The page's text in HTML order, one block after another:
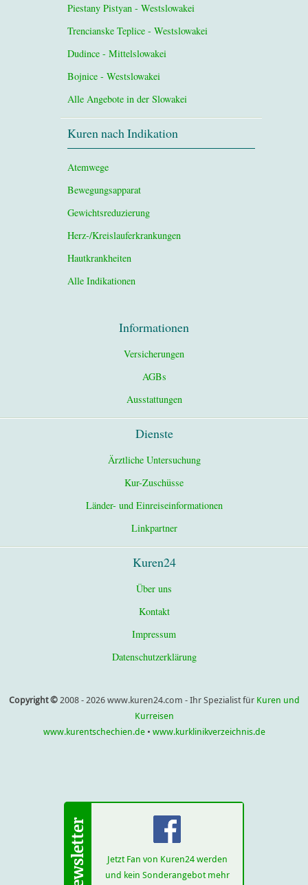
Piestany Pistyan - Westslowakei
Trencianske Teplice - Westslowakei
Dudince - Mittelslowakei
Bojnice - Westslowakei
Alle Angebote in der Slowakei
Kuren nach Indikation
Atemwege
Bewegungsapparat
Gewichtsreduzierung
Herz-/Kreislauferkrankungen
Hautkrankheiten
Alle Indikationen
Informationen
Versicherungen
AGBs
Ausstattungen
Dienste
Ärztliche Untersuchung
Kur-Zuschüsse
Länder- und Einreiseinformationen
Linkpartner
Kuren24
Über uns
Kontakt
Impressum
Datenschutzerklärung
Copyright ©2008 - 2026 www.kuren24.com - Ihr Spezialist für Kuren und
Kurreisen
www.kurentschechien.de• www.kurklinikverzeichnis.de
Jetzt Fan von Kuren24 werden
und kein Sonderangebot mehr